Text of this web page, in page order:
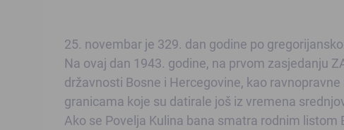
25. novembar je 329. dan godine po
Na ovaj dan 1943. godine, na prvom zasjedanju
državnosti Bosne i Hercegovine, kao
granicama koje su datirale još iz vremena
Ako se Povelja Kulina bana smatra rodnim